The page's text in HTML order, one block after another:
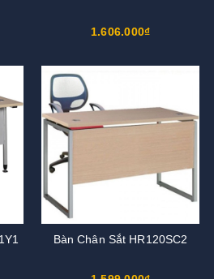
1.606.000₫
Bàn Chân Sắt HR120SC2